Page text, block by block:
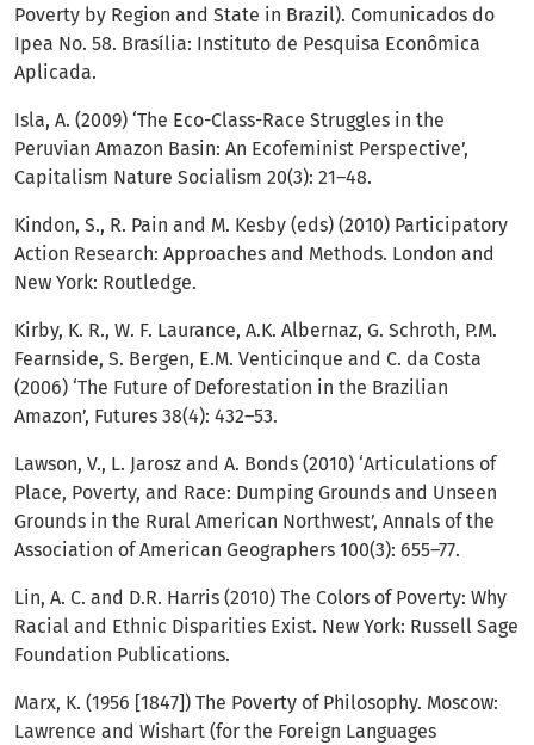
Poverty by Region and State in Brazil). Comunicados do
Ipea No. 58. Brasília: Instituto de Pesquisa Econômica
Aplicada.
Isla, A. (2009) ‘The Eco-Class-Race Struggles in the
Peruvian Amazon Basin: An Ecofeminist Perspective’,
Capitalism Nature Socialism 20(3): 21–48.
Kindon, S., R. Pain and M. Kesby (eds) (2010) Participatory
Action Research: Approaches and Methods. London and
New York: Routledge.
Kirby, K. R., W. F. Laurance, A.K. Albernaz, G. Schroth, P.M.
Fearnside, S. Bergen, E.M. Venticinque and C. da Costa
(2006) ‘The Future of Deforestation in the Brazilian
Amazon’, Futures 38(4): 432–53.
Lawson, V., L. Jarosz and A. Bonds (2010) ‘Articulations of
Place, Poverty, and Race: Dumping Grounds and Unseen
Grounds in the Rural American Northwest’, Annals of the
Association of American Geographers 100(3): 655–77.
Lin, A. C. and D.R. Harris (2010) The Colors of Poverty: Why
Racial and Ethnic Disparities Exist. New York: Russell Sage
Foundation Publications.
Marx, K. (1956 [1847]) The Poverty of Philosophy. Moscow:
Lawrence and Wishart (for the Foreign Languages